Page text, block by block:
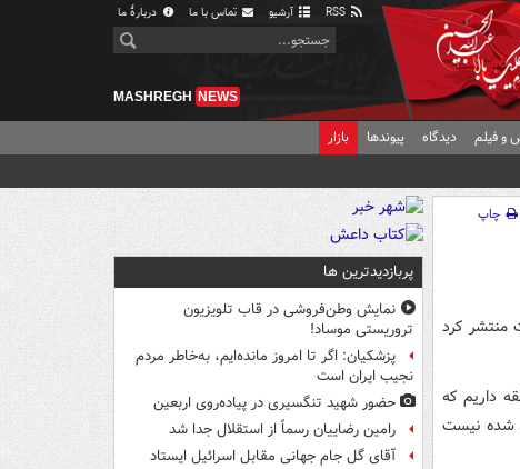
آرشیو تماس با ما دربارهٔ ما
MASHREGH NEWS
و فیلم دیدگاه پیوندها بازار
چاپ
منتشر کرد
داریم که
شده نیست
پربازدیدترین ها
نمایش وطن‌فروشی در قاب تلویزیون
تروریستی موساد!
پزشکیان: اگر تا امروز مانده‌ایم، به‌خاطر مردم
نجیب ایران است
حضور شهید تنگسیری در پیاده‌روی اربعین
رامین رضاییان رسماً از استقلال جدا شد
آقای گل جام جهانی مقابل اسرائیل ایستاد